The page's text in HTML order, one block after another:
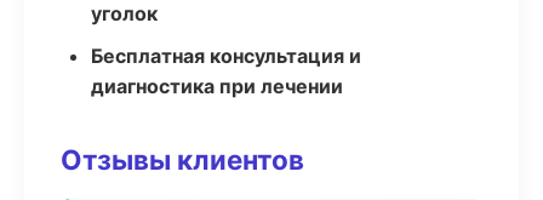
уголок
Бесплатная консультация и
диагностика при лечении
Отзывы клиентов